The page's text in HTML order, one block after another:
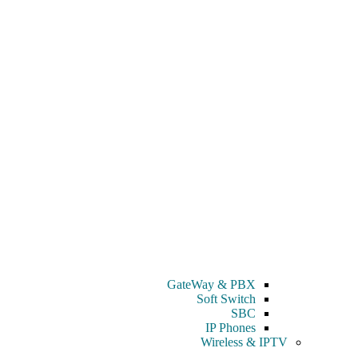
GateWay & PBX
Soft Switch
SBC
IP Phones
Wireless & IPTV